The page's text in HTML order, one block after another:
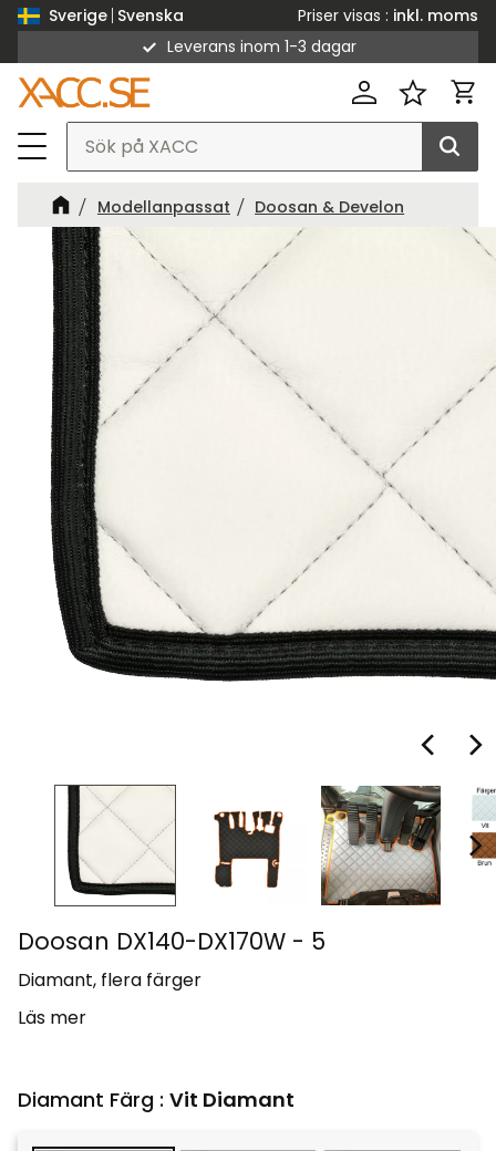
Sverige Svenska Priser visas
inkl. moms
Leverans inom 1-3 dagar
Modellanpassat Doosan & Develon
Doosan DX140-DX170W - 5
Diamant, flera färger
Läs mer
Diamant Färg : Vit Diamant